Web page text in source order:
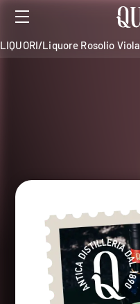
LIQUORI/Liquore Rosolio Viola